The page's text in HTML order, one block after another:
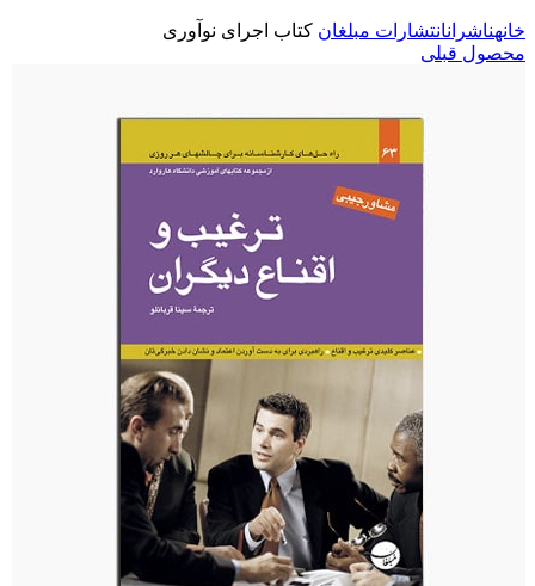
خانهناشرانانتشارات مبلغان کتاب اجرای نوآوری
محصول قبلی